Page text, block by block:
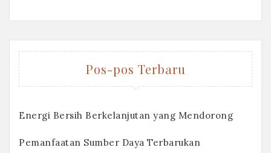
Pos-pos Terbaru
Energi Bersih Berkelanjutan yang Mendorong
Pemanfaatan Sumber Daya Terbarukan